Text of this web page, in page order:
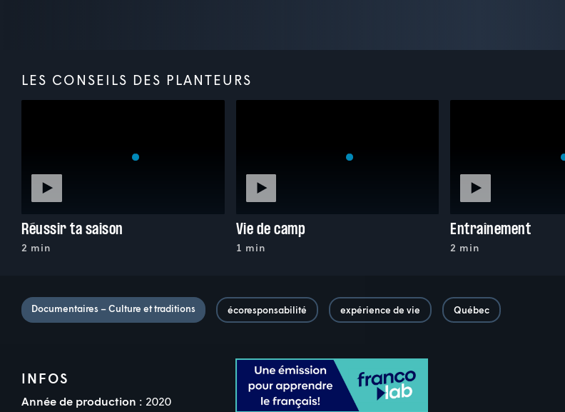
LES CONSEILS DES PLANTEURS
Réussir ta saison
2 min
Vie de camp
1 min
Entraînement
2 min
Documentaires – Culture et traditions écoresponsabilité expérience de vie Québec
INFOS
Année de production : 2020